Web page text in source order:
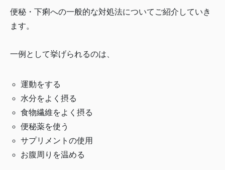
便秘・下痢への一般的な対処法についてご紹介していき
ます。
一例として挙げられるのは、
運動をする
水分をよく摂る
食物繊維をよく摂る
便秘薬を使う
サプリメントの使用
お腹周りを温める